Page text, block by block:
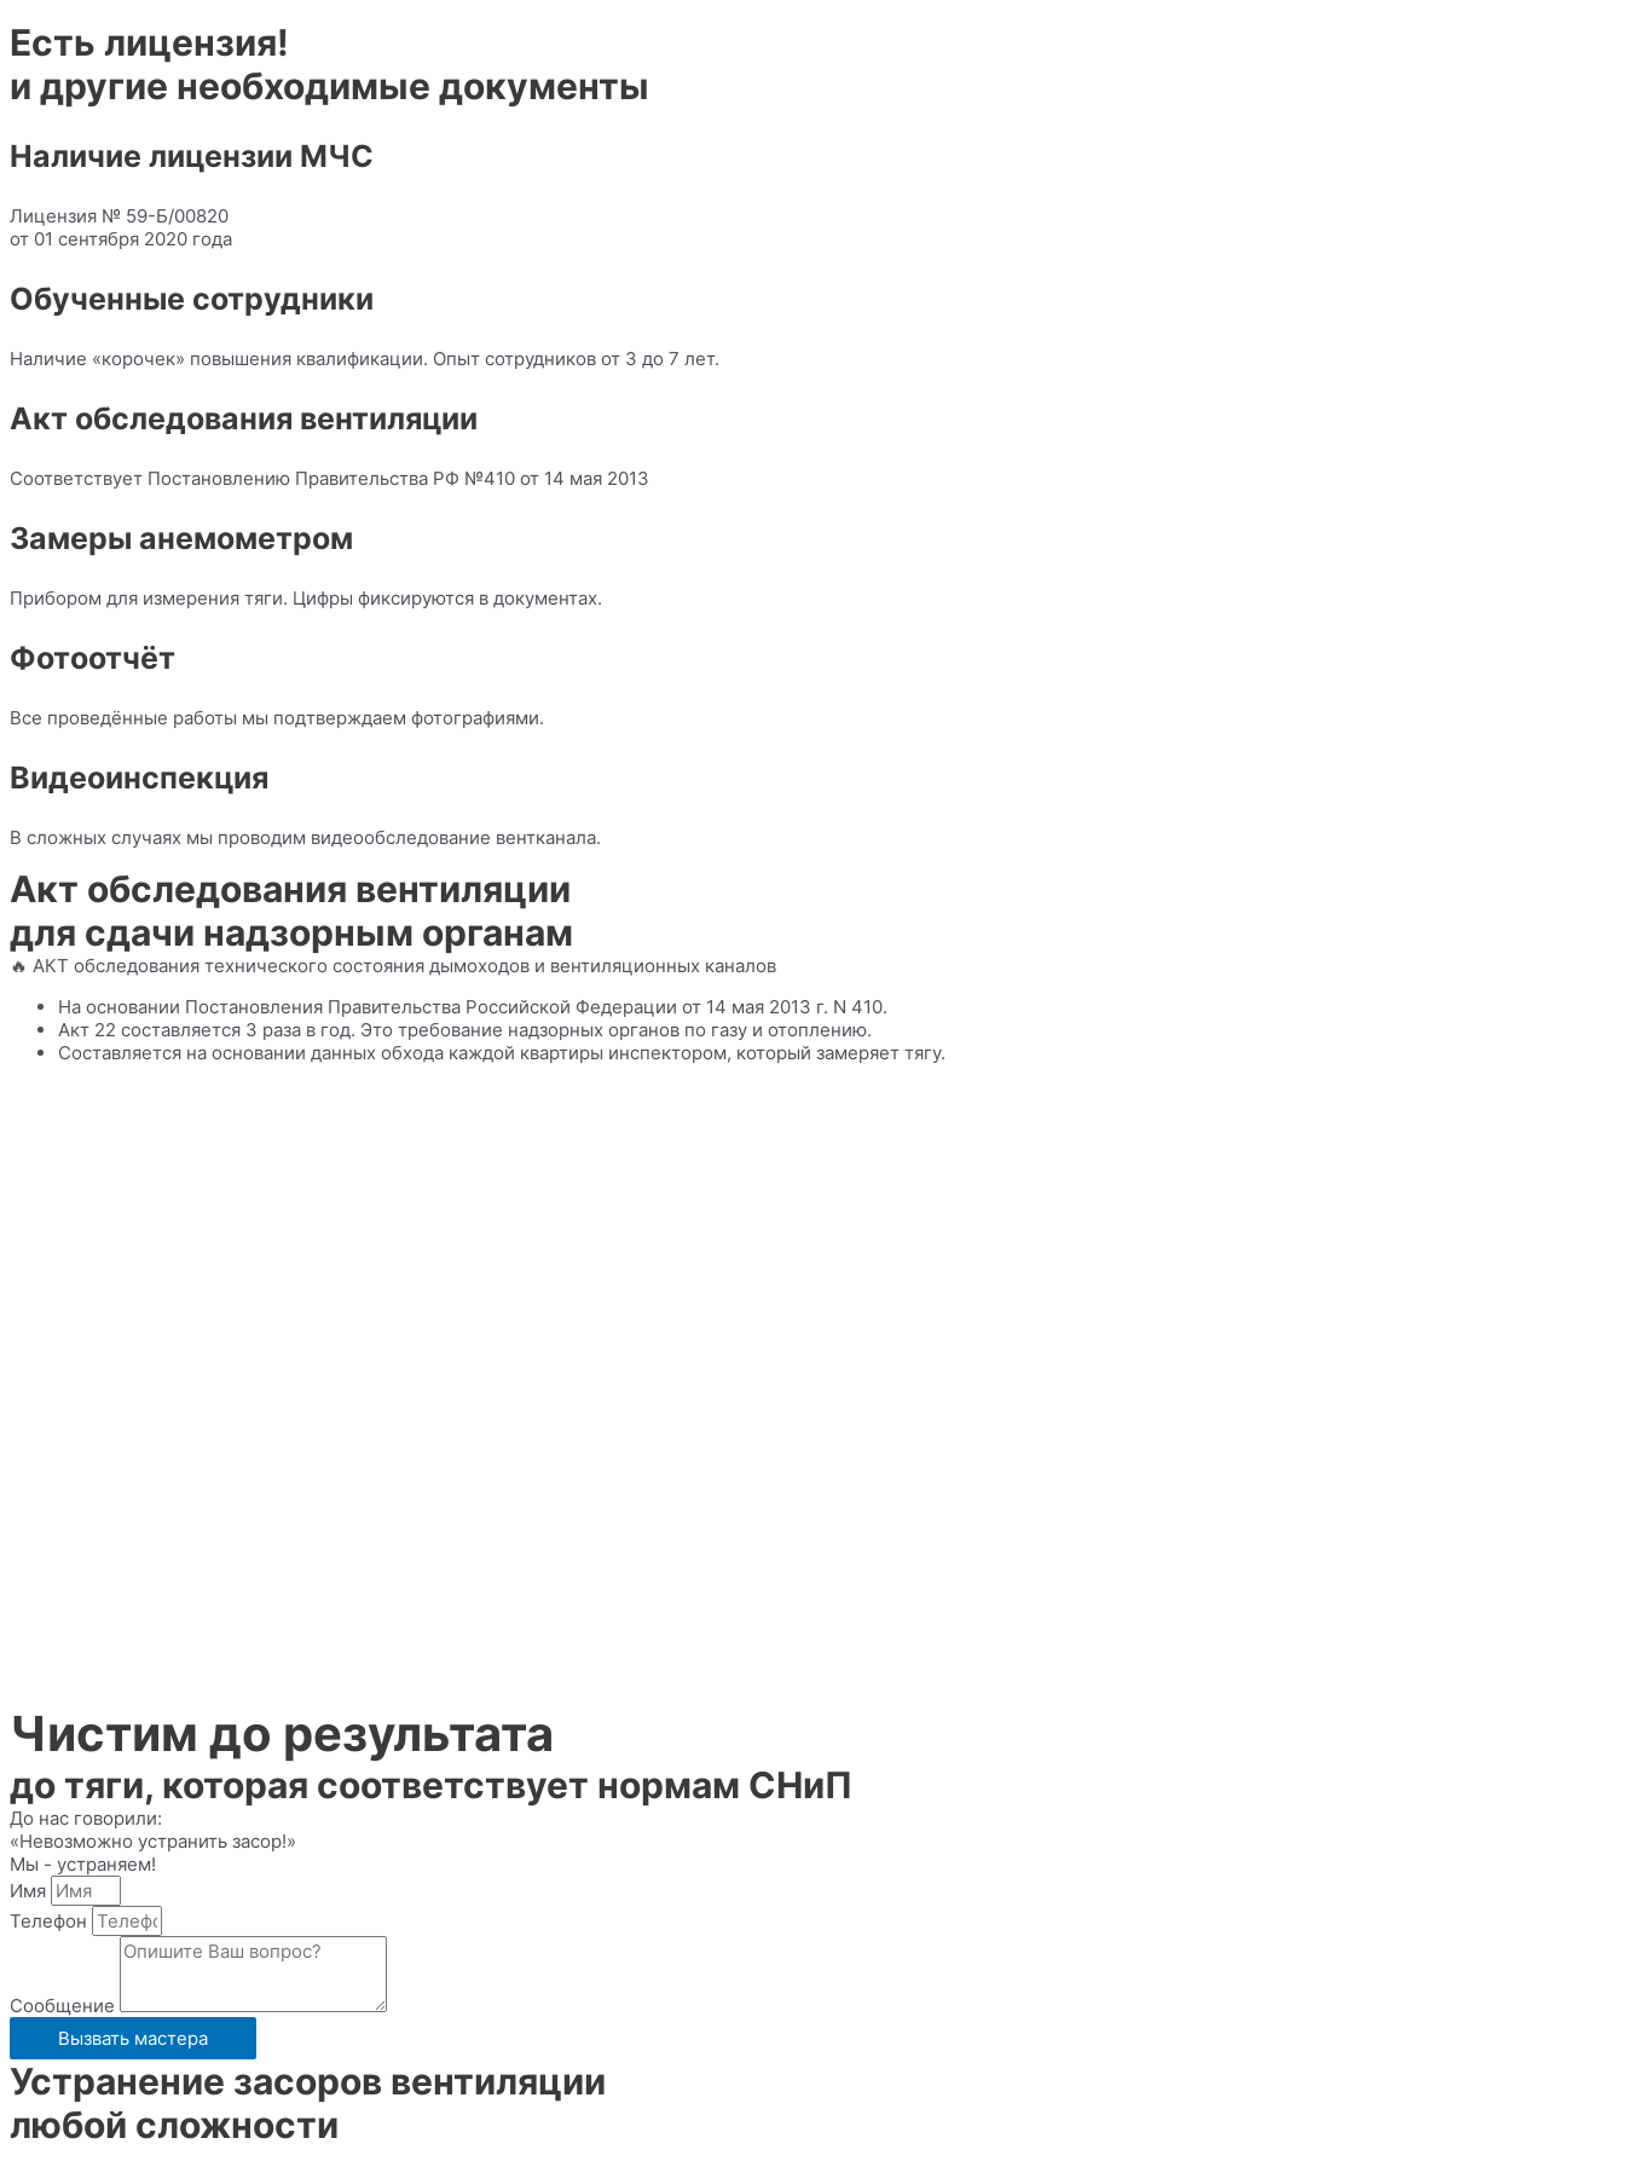
Есть лицензия!
и другие необходимые документы
Наличие лицензии МЧС
Лицензия № 59-Б/00820
от 01 сентября 2020 года
Обученные сотрудники
Наличие «корочек» повышения квалификации. Опыт сотрудников от 3 до 7 лет.
Акт обследования вентиляции
Соответствует Постановлению Правительства РФ №410 от 14 мая 2013
Замеры анемометром
Прибором для измерения тяги. Цифры фиксируются в документах.
Фотоотчёт
Все проведённые работы мы подтверждаем фотографиями.
Видеоинспекция
В сложных случаях мы проводим видеообследование вентканала.
Акт обследования вентиляции
для сдачи надзорным органам
🔥 АКТ обследования технического состояния дымоходов и вентиляционных каналов
На основании Постановления Правительства Российской Федерации от 14 мая 2013 г. N 410.
Акт 22 составляется 3 раза в год. Это требование надзорных органов по газу и отоплению.
Составляется на основании данных обхода каждой квартиры инспектором, который замеряет тягу.
Чистим до результата
до тяги, которая соответствует нормам СНиП
До нас говорили:
«Невозможно устранить засор!»
Мы - устраняем!
Имя
Телефон
Сообщение
Вызвать мастера
Устранение засоров вентиляции
любой сложности